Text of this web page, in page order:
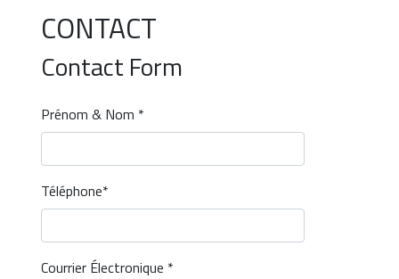
CONTACT
Contact Form
Prénom & Nom *
Téléphone*
Courrier Électronique *